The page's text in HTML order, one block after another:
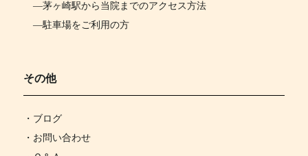
―茅ヶ崎駅から当院までのアクセス方法
―駐車場をご利用の方
その他
・ブログ
・お問い合わせ